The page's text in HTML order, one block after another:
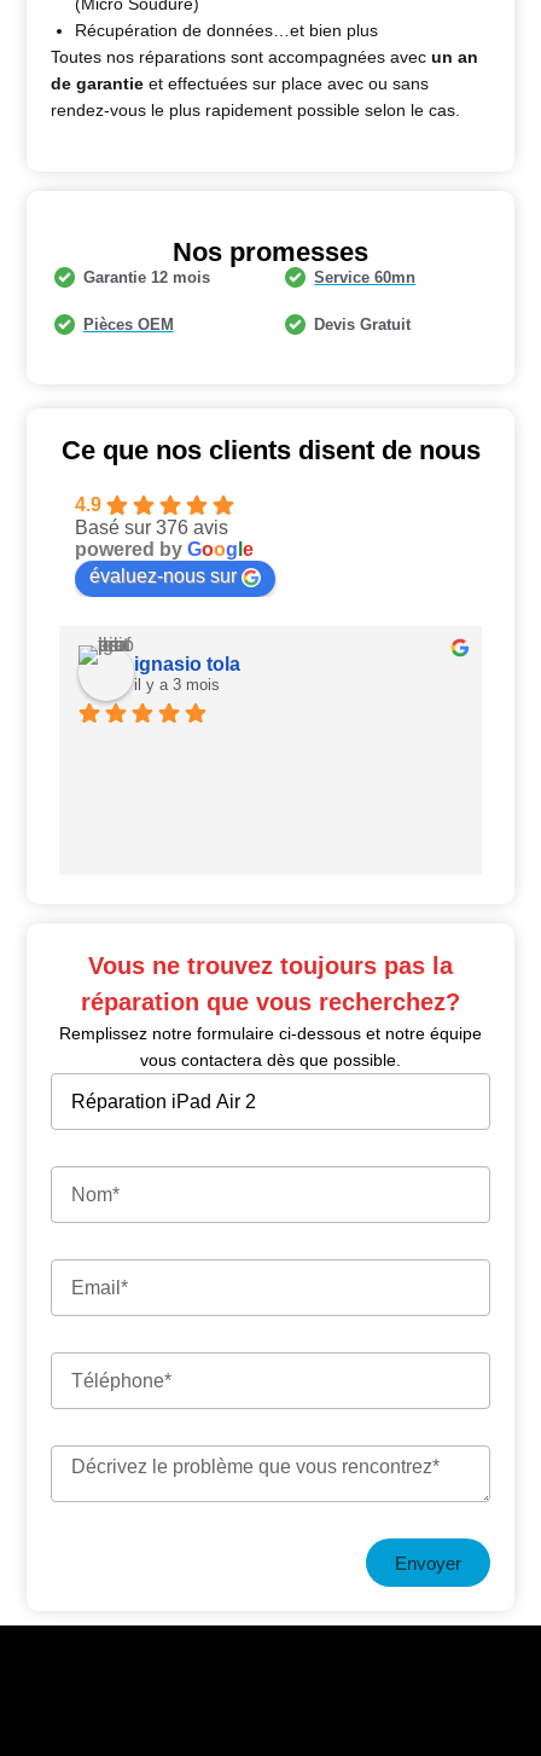
Récupération de données…et bien plus
Toutes nos réparations sont accompagnées avec un an
de garantie et effectuées sur place avec ou sans
rendez-vous le plus rapidement possible selon le cas.
Nos promesses
Garantie 12 mois Service 60mn
Pièces OEM Devis Gratuit
Ce que nos clients disent de nous
4.9
Basé sur 376 avis
powered byGoog le
évaluez-nous sur
ignasio tola
il y a 3 mois
Vous ne trouvez toujours pas la
réparation que vous recherchez?
Remplissez notre formulaire ci-dessous et notre équipe
vous contactera dès que possible.
Envoyer